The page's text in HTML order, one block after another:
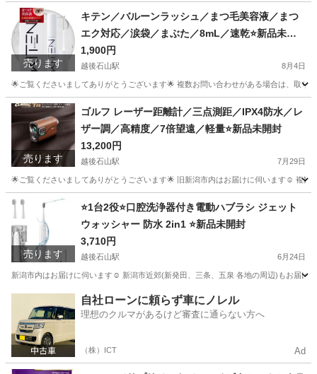
新潟 新潟市 越後石山駅 ヘアケア トリートメント
売ります
キテン／バルーンラッシュ／まつ毛美容液／まつ
エク対応／涙袋／まぶた／8mL／速乾⭐️新品未使
用
1,900円
越後石山駅 8月4日
🌟ご覧くださいましてありがとうございます🌟 複数お問い合わせがある場合は、取り
新潟 新潟市 越後石山駅 フェイスケア
売ります
ゴルフ レーザー距離計／三点測距／IPX4防水／レ
ザー調／高精度／7倍望遠／軽量⭐️新品未開封
13,200円
越後石山駅 7月29日
🌟ご覧くださいましてありがとうございます🌟 旧新潟市内はお届けに伺います☺️ 複
新潟 新潟市 越後石山駅 ゴルフ
売ります
⭐️1台2役⭐️口腔洗浄器付き電動ハブラシ ジェット
ウォッシャー 防水 2in1 ⭐️新品未開封
3,710円
越後石山駅 6月24日
新潟市内はお届けに伺います☺️ 新潟市近郊(新発田、三条、五泉 各地の周辺)もお届
越後石山駅 美容家電 電動歯ブラシ
自社ローンに頼らず車にノレル
理想のクルマがあるけど審査に通らない方へ
（株）ICT Ad